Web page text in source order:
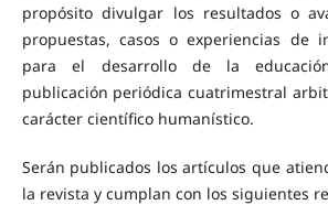
propósito divulgar los resultados o
propuestas, casos o experiencias de
para el desarrollo de la
publicación periódica cuatrimestral
carácter científico humanístico.
Serán publicados los artículos que
la revista y cumplan con los siguientes